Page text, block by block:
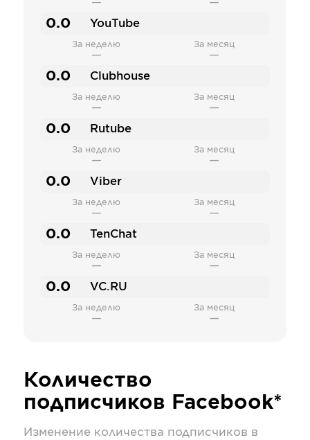
— —
0.0 YouTube
За неделю
—
За месяц
—
0.0 Clubhouse
За неделю
—
За месяц
—
0.0 Rutube
За неделю
—
За месяц
—
0.0 Viber
За неделю
—
За месяц
—
0.0 TenChat
За неделю
—
За месяц
—
0.0 VC.RU
За неделю
—
За месяц
—
Количество
подписчиков Facebook*
Изменение количества подписчиков в